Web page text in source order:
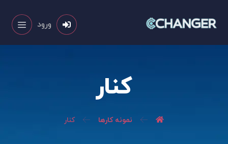
ورود
کنار
نمونه کارها کنار